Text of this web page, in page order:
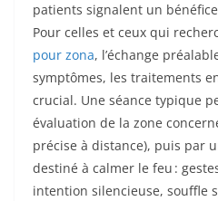
patients signalent un
Pour celles et ceux qui
pour zona, l’échange
symptômes, les traitements
crucial. Une séance typique
évaluation de la zone
précise à distance), puis par
destiné à calmer le feu :
intention silencieuse, souffle